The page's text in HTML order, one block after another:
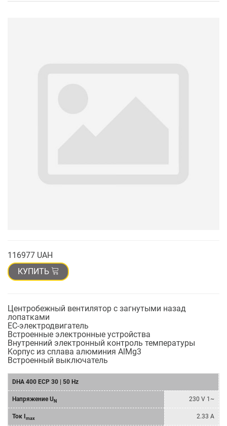
116977 UAH
КУПИТЬ
Центробежный вентилятор с загнутыми назад
лопатками
EC-электродвигатель
Встроенные электронные устройства
Внутренний электронный контроль температуры
Kорпус из сплава алюминия AlMg3
Bстроенный выключатель
DHA 400 ECP 30 | 50 Hz
Напряжение U N 230 V 1~
Ток I max 2.33 A